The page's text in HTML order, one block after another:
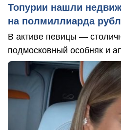
Топурии нашли
на полмиллиарда
В активе певицы —
подмосковный особняк и